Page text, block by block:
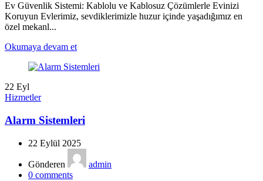
Ev Güvenlik Sistemi: Kablolu ve Kablosuz Çözümlerle Evinizi
Koruyun Evlerimiz, sevdiklerimizle huzur içinde yaşadığımız en
özel mekanl...
Okumaya devam et
22 Eyl
Hizmetler
Alarm Sistemleri
22 Eylül 2025
Gönderen
admin
0 comments